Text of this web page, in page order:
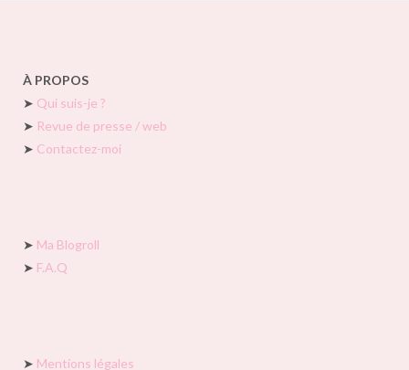
À PROPOS
➤ Qui suis-je ?
➤ Revue de presse / web
➤ Contactez-moi
➤ Ma Blogroll
➤ F.A.Q
➤ Mentions légales